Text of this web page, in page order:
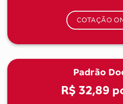
COTAÇÃO
Padrão
R$ 32,89